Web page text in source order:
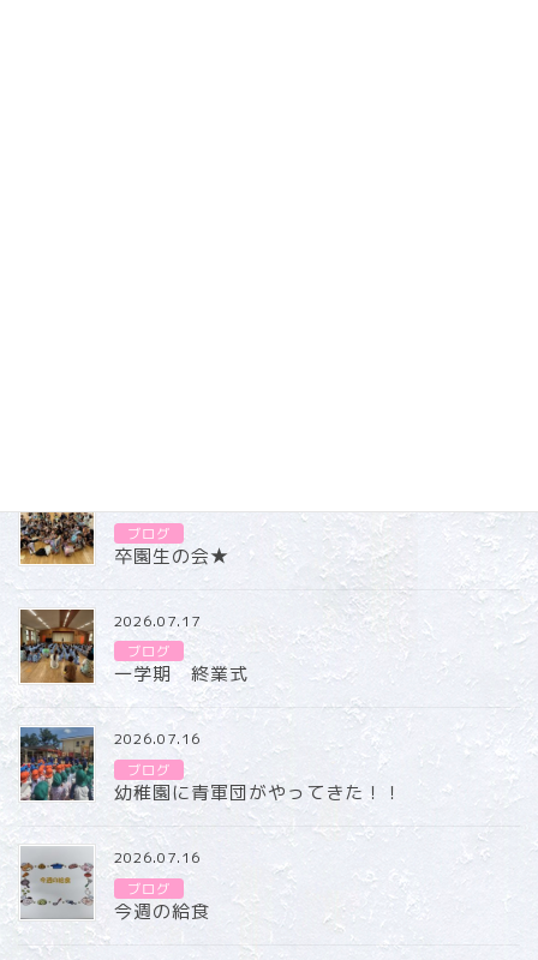
ブログ
卒園生の会★
2026.07.17
ブログ
一学期 終業式
2026.07.16
ブログ
幼稚園に青軍団がやってきた！！
2026.07.16
ブログ
今週の給食